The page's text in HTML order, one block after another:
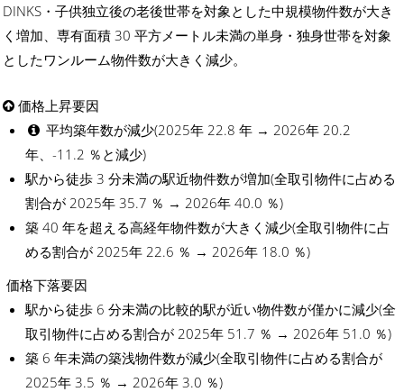
DINKS・子供独立後の老後世帯を対象とした中規模物件数が大き
く増加、専有面積 30 平方メートル未満の単身・独身世帯を対象
としたワンルーム物件数が大きく減少。
価格上昇要因
平均築年数が減少(2025年 22.8 年 → 2026年 20.2
年、-11.2 ％と減少)
駅から徒歩 3 分未満の駅近物件数が増加(全取引物件に占める
割合が 2025年 35.7 ％ → 2026年 40.0 ％)
築 40 年を超える高経年物件数が大きく減少(全取引物件に占
める割合が 2025年 22.6 ％ → 2026年 18.0 ％)
価格下落要因
駅から徒歩 6 分未満の比較的駅が近い物件数が僅かに減少(全
取引物件に占める割合が 2025年 51.7 ％ → 2026年 51.0 ％)
築 6 年未満の築浅物件数が減少(全取引物件に占める割合が
2025年 3.5 ％ → 2026年 3.0 ％)